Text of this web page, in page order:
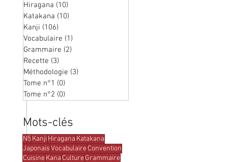
Hiragana (10)
Katakana (10)
Kanji (106)
Vocabulaire (1)
Grammaire (2)
Recette (3)
Méthodologie (3)
Tome n°1 (0)
Tome n°2 (0)
Mots-clés
N5Kanji Hiragana Katakana
JaponaisVocabulaireConvention
CuisineKana CultureGrammaire